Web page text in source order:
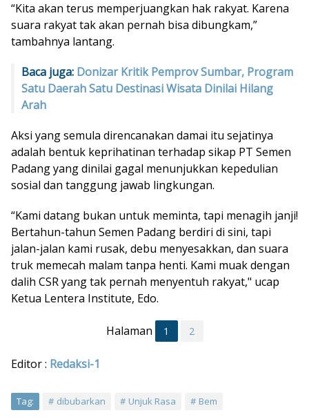
“Kita akan terus memperjuangkan hak rakyat. Karena
suara rakyat tak akan pernah bisa dibungkam,”
tambahnya lantang.
Baca juga: Donizar Kritik Pemprov Sumbar, Program
Satu Daerah Satu Destinasi Wisata Dinilai Hilang
Arah
Aksi yang semula direncanakan damai itu sejatinya
adalah bentuk keprihatinan terhadap sikap PT Semen
Padang yang dinilai gagal menunjukkan kepedulian
sosial dan tanggung jawab lingkungan.
“Kami datang bukan untuk meminta, tapi menagih janji!
Bertahun-tahun Semen Padang berdiri di sini, tapi
jalan-jalan kami rusak, debu menyesakkan, dan suara
truk memecah malam tanpa henti. Kami muak dengan
dalih CSR yang tak pernah menyentuh rakyat," ucap
Ketua Lentera Institute, Edo.
Halaman 1 2
Editor : Redaksi-1
Tag: dibubarkan Unjuk Rasa Bem